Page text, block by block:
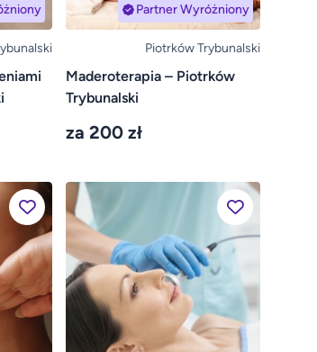
Partner Wyróżniony
Piotrków Trybunalski
Maderoterapia – Piotrków
Trybunalski
za 200 zł